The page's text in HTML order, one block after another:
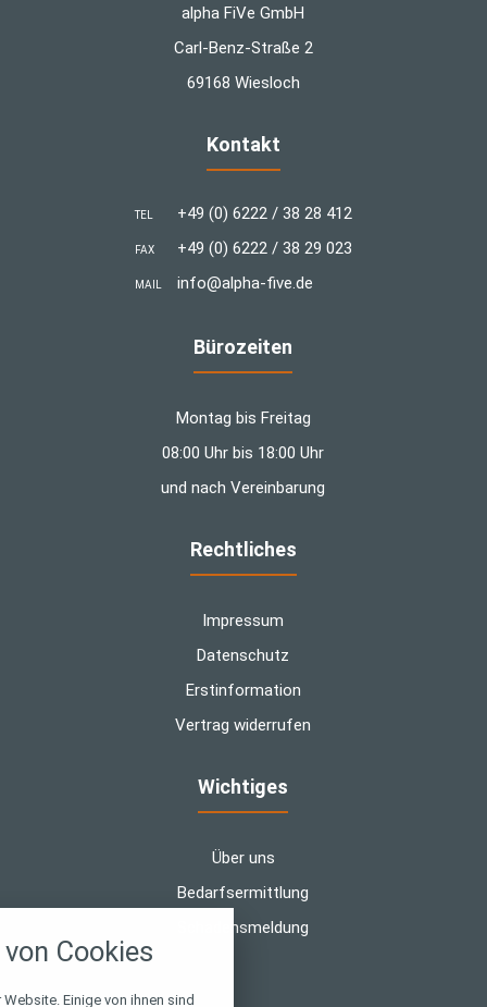
alpha FiVe GmbH
Carl-Benz-Straße 2
69168 Wiesloch
Kontakt
TEL +49 (0) 6222 / 38 28 412
FAX +49 (0) 6222 / 38 29 023
MAIL info@alpha-five.de
Bürozeiten
Montag bis Freitag
08:00 Uhr bis 18:00 Uhr
und nach Vereinbarung
Rechtliches
Impressum
Datenschutz
Erstinformation
Vertrag widerrufen
Wichtiges
Über uns
Bedarfsermittlung
Schadensmeldung
Cookies
Einige von ihnen sind
alle verwendeten Cookies und
zu blockieren.